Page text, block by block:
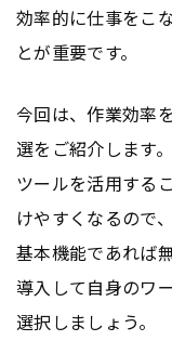
効率的に仕事をこ
とが重要です。
今回は、作業効率
選をご紹介します。
ツールを活用する
けやすくなるので
基本機能であれば
導入して自身のワ
選択しましょう。